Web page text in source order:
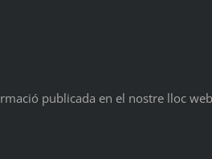
publicada en el nostre lloc